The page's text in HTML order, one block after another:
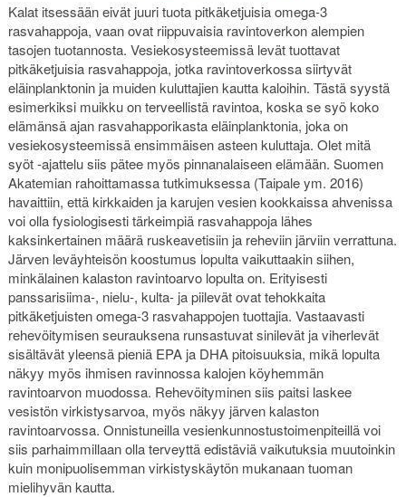
Kalat itsessään eivät juuri tuota pitkäketjuisia omega-3
rasvahappoja, vaan ovat riippuvaisia ravintoverkon alempien
tasojen tuotannosta. Vesiekosysteemissä levät tuottavat
pitkäketjuisia rasvahappoja, jotka ravintoverkossa siirtyvät
eläinplanktonin ja muiden kuluttajien kautta kaloihin. Tästä syystä
esimerkiksi muikku on terveellistä ravintoa, koska se syö koko
elämänsä ajan rasvahapporikasta eläinplanktonia, joka on
vesiekosysteemissä ensimmäisen asteen kuluttaja. Olet mitä
syöt -ajattelu siis pätee myös pinnanalaiseen elämään. Suomen
Akatemian rahoittamassa tutkimuksessa (Taipale ym. 2016)
havaittiin, että kirkkaiden ja karujen vesien kookkaissa ahvenissa
voi olla fysiologisesti tärkeimpiä rasvahappoja lähes
kaksinkertainen määrä ruskeavetisiin ja reheviin järviin verrattuna.
Järven leväyhteisön koostumus lopulta vaikuttaakin siihen,
minkälainen kalaston ravintoarvo lopulta on. Erityisesti
panssarisiima-, nielu-, kulta- ja piilevät ovat tehokkaita
pitkäketjuisten omega-3 rasvahappojen tuottajia. Vastaavasti
rehevöitymisen seurauksena runsastuvat sinilevät ja viherlevät
sisältävät yleensä pieniä EPA ja DHA pitoisuuksia, mikä lopulta
näkyy myös ihmisen ravinnossa kalojen köyhemmän
ravintoarvon muodossa. Rehevöityminen siis paitsi laskee
vesistön virkistysarvoa, myös näkyy järven kalaston
ravintoarvossa. Onnistuneilla vesienkunnostustoimenpiteillä voi
siis parhaimmillaan olla terveyttä edistäviä vaikutuksia muutoinkin
kuin monipuolisemman virkistyskäytön mukanaan tuoman
mielihyvän kautta.